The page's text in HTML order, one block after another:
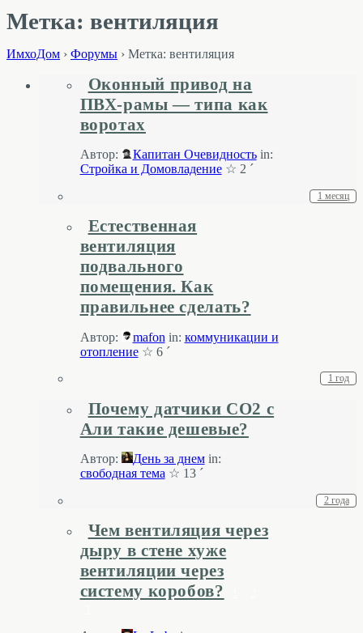
Метка: вентиляция
ИмхоДом › Форумы › Метка: вентиляция
Оконный привод на
ПВХ-рамы — типа как
воротах
Автор: Капитан Очевидность in:
Стройка и Домовладение☆ 2 ´
1 месяц
Естественная
вентиляция
подвального
помещения. Как
правильнее сделать?
Автор: mafon in: коммуникации и
отопление☆ 6 ´
1 год
Почему датчики CO2 с
Али такие дешевые?
Автор: День за днем in:
свободная тема ☆ 13 ´
2 года
Чем вентиляция через
дыру в стене хуже
вентиляции через
систему коробов?